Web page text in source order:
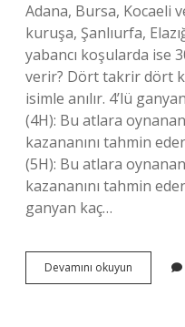
Adana, Bursa, Kocaeli
kuruşa, Şanlıurfa,
yabancı koşularda ise
verir? Dört takrir dört
isimle anılır. 4’lü
(4H): Bu atlara
kazananını tahmin
(5H): Bu atlara
kazananını tahmin
ganyan kaç…
Devamını okuyun
Ganyan